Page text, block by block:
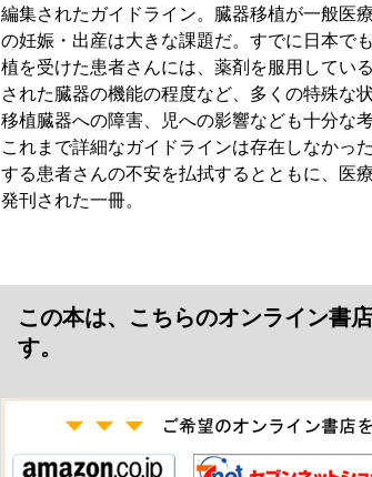
編集されたガイドライン。臓器移植が一般医
の妊娠・出産は大きな課題だ。すでに日本で
植を受けた患者さんには、薬剤を服用してい
された臓器の機能の程度など、多くの特殊な
移植臓器への障害、児への影響なども十分な
これまで詳細なガイドラインは存在しなかっ
する患者さんの不安を払拭するとともに、医
発刊された一冊。
この本は、こちらのオンライン書
す。